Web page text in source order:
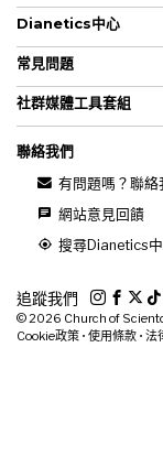
Dianetics中心
常見問題
社群媒體工具套組
聯絡我們
有問題嗎？聯絡
網站意見回饋
搜尋Dianetics
追蹤我們
© 2026 Church of
Cookie政策 • 使用條款 • 法